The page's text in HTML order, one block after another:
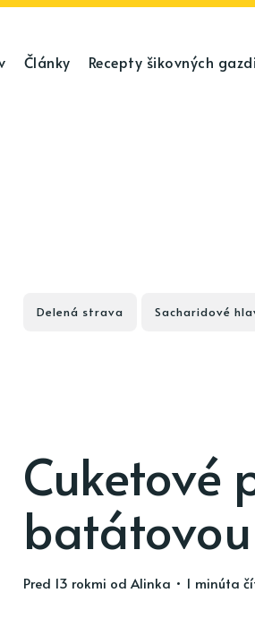
Články Recepty šikovných
Delená strava Sacharidové
Cuketové
pred 13 rokmi od Alinka • 1 minúta